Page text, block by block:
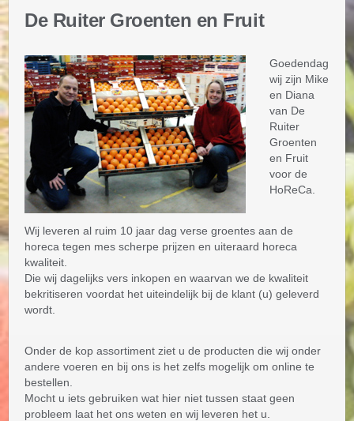
De Ruiter Groenten en Fruit
Goedendag
wij zijn Mike
en Diana
van De
Ruiter
Groenten
en Fruit
voor de
HoReCa.
Wij leveren al ruim 10 jaar dag verse groentes aan de
horeca tegen mes scherpe prijzen en uiteraard horeca
kwaliteit.
Die wij dagelijks vers inkopen en waarvan we de kwaliteit
bekritiseren voordat het uiteindelijk bij de klant (u) geleverd
wordt.
Onder de kop assortiment ziet u de producten die wij onder
andere voeren en bij ons is het zelfs mogelijk om online te
bestellen.
Mocht u iets gebruiken wat hier niet tussen staat geen
probleem laat het ons weten en wij leveren het u.